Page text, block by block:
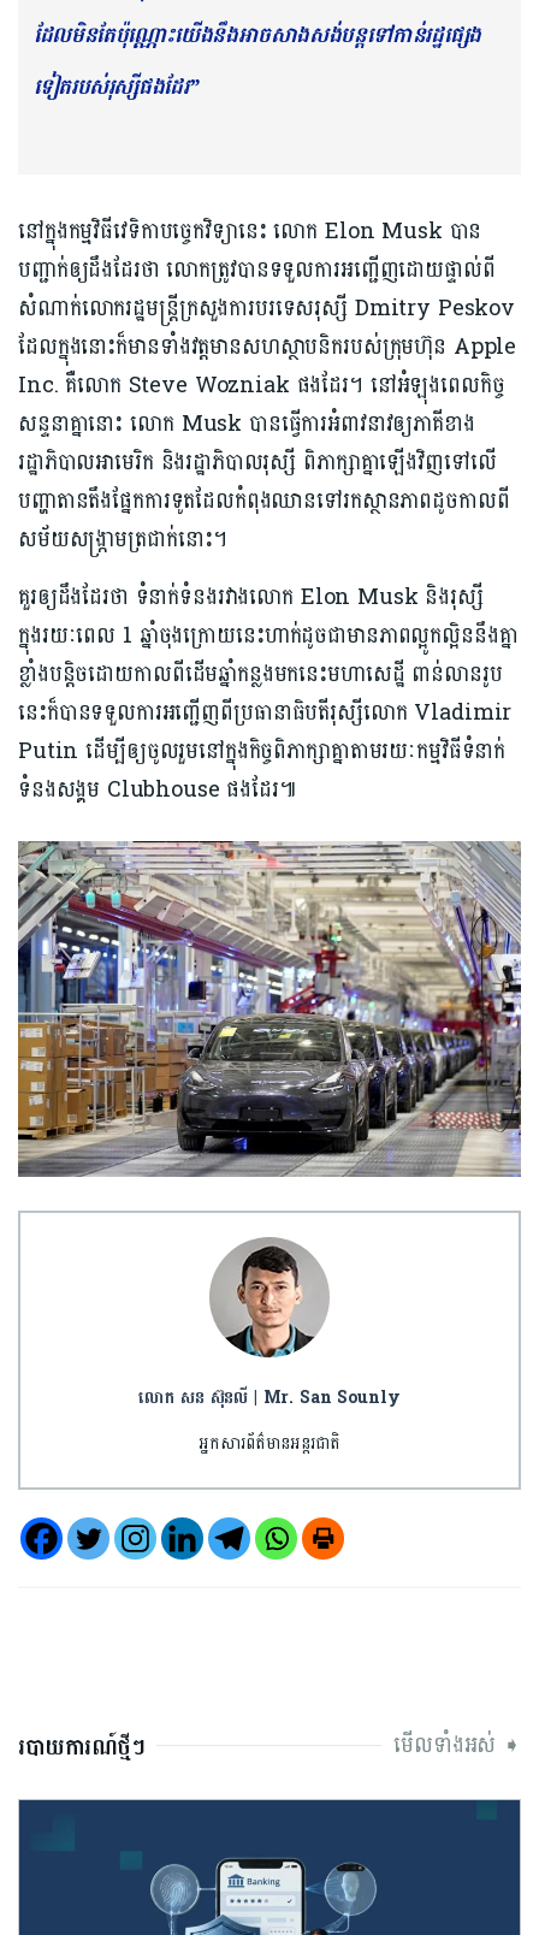
ដែលមិនតែប៉ុណ្ណោះយើងនឹងអាចសាងសង់បន្តទៅកាន់រដ្ឋផ្សេង
ទៀតរបស់រុស្សីផងដែរ”
នៅក្នុងកម្មវិធីវេទិកាបច្ចេកវិទ្យានេះ លោក Elon Musk បាន
បញ្ជាក់ឲ្យដឹងដែរថា លោកត្រូវបានទទួលការអញ្ជើញ​ដោយផ្ទាល់ពី
សំណាក់លោក​រដ្ឋមន្ត្រី​ក្រសួងការបរទេសរុស្សី Dmitry Peskov
ដែលក្នុងនោះក៏មានទាំងវត្តមានសហស្ថាបនិករបស់ក្រុមហ៊ុន Apple
Inc. គឺលោក Steve Wozniak ផង​ដែរ។ នៅអំឡុងពេលកិច្ច
សន្ទនាគ្នានោះ លោក Musk បានធ្វើការអំពាវនាវឲ្យភាគីខាង
រដ្ឋាភិបាលអាមេរិក និងរដ្ឋាភិបាលរុស្សី ពិភាក្សាគ្នាឡើងវិញទៅលើ​
បញ្ហាតាន​តឹងផ្នែកការទូតដែលកំពុងឈានទៅរកស្ថានភាពដូចកាលពី
សម័យសង្ក្រាមត្រជាក់នោះ។
គួរឲ្យដឹងដែរថា ទំនាក់ទំនងរវាងលោក Elon Musk និងរុស្សី
ក្នុងរយៈពេល 1 ឆ្នាំចុងក្រោយនេះហាក់ដូចជាមានភាព​ល្អូកល្អិននឹងគ្នា
ខ្លាំងបន្តិចដោយ​កាល​ពីដើមឆ្នាំកន្លងមកនេះមហាសេដ្ឋី ពាន់លានរូប
នេះក៏បានទទួលការអញ្ជើញពីប្រធានាធិបតីរុស្សីលោក Vladimir
Putin ដើម្បីឲ្យចូលរួមនៅក្នុងកិច្ចពិភាក្សា​គ្នា​តាមរយៈកម្មវិធីទំនាក់
ទំនងសង្គម Clubhouse ផងដែរ៕
លោក សន ស៊ុនលី | Mr. San Sounly
អ្នកសារព័ត៌មានអន្តរជាតិ
របាយការណ៍ថ្មីៗ មើលទាំងអស់ ➧